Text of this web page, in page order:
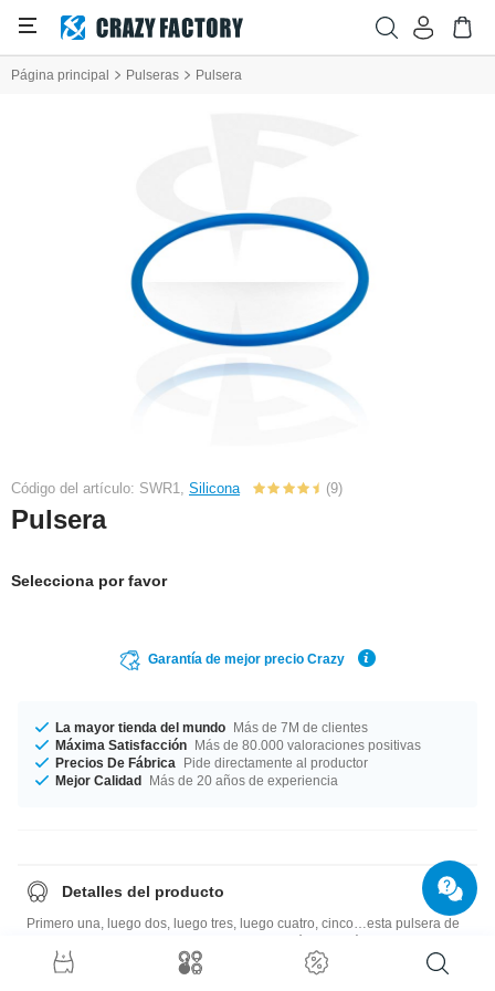
Página principal Pulseras Pulsera
Código del artículo: SWR1, Silicona (9)
Pulsera
Selecciona por favor
Garantía de mejor precio Crazy
La mayor tienda del mundo Más de 7M de clientes
Máxima Satisfacción Más de 80.000 valoraciones positivas
Precios De Fábrica
Pide directamente al productor
Mejor Calidad Más de 20 años de experiencia
Detalles del producto
Primero una, luego dos, luego tres, luego cuatro, cinco…esta pulsera de
silicona flexible es ideal para cualquier ocasión. Además se pueden
combinar los colores. ¡Puede crear adicción!